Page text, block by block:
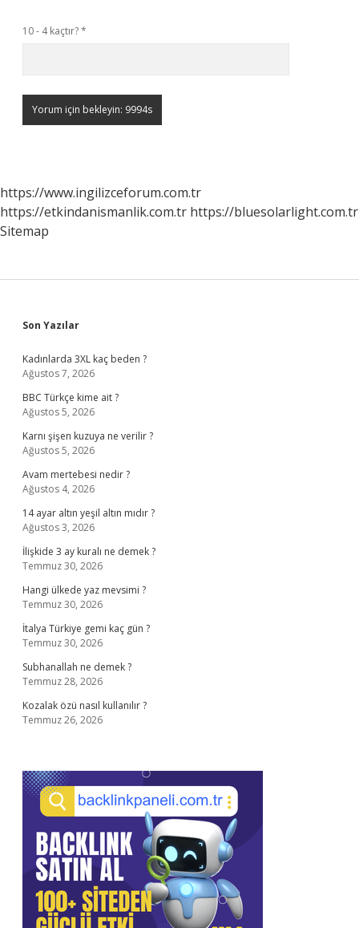
10 - 4 kaçtır?*
https://www.ingilizceforum.com.tr
https://etkindanismanlik.com.tr https://bluesolarlight.com.tr
Sitemap
Sidebar
Son Yazılar
Kadınlarda 3XL kaç beden ?
Ağustos 7, 2026
BBC Türkçe kime ait ?
Ağustos 5, 2026
Karnı şişen kuzuya ne verilir ?
Ağustos 5, 2026
Avam mertebesi nedir ?
Ağustos 4, 2026
14 ayar altın yeşil altın mıdır ?
Ağustos 3, 2026
İlişkide 3 ay kuralı ne demek ?
Temmuz 30, 2026
Hangi ülkede yaz mevsimi ?
Temmuz 30, 2026
İtalya Türkiye gemi kaç gün ?
Temmuz 30, 2026
Subhanallah ne demek ?
Temmuz 28, 2026
Kozalak özü nasıl kullanılır ?
Temmuz 26, 2026